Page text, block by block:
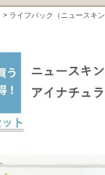
ライフパック（ニュースキ